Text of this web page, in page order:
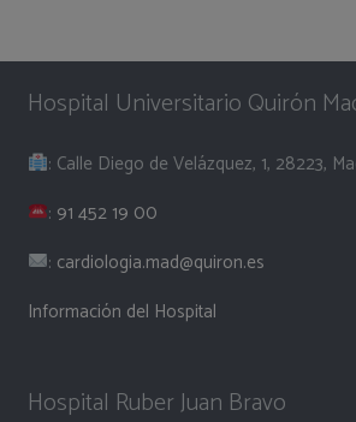
Hospital Universitario Quirón
: Calle Diego de Velázquez, 1, 28223,
: 91 452 19 00
: cardiologia.mad@quiron.es
Información del Hospital
Hospital Ruber Juan Bravo